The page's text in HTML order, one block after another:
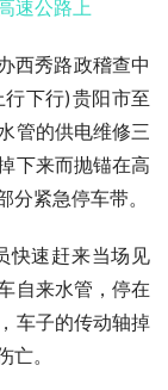
秀路政稽查中
下行)贵阳市至
管的供电维修三
下来而抛锚在高
紧急停车带。
速赶来当场见
自来水管，停在
车子的传动轴掉
。